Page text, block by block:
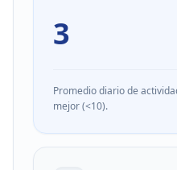
3
Promedio diario de
mejor (<10).